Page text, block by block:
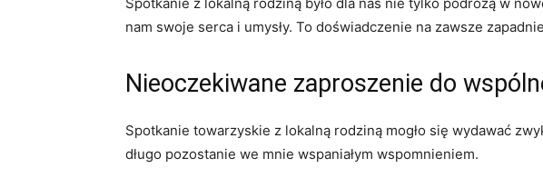
nam swoje serca i umysły. To doświadczenie na zawsze
Nieoczekiwane zaproszenie do
Spotkanie towarzyskie⁢ z lokalną rodziną mogło się ⁢wydawać
długo pozostanie we mnie wspaniałym ⁣wspomnieniem.